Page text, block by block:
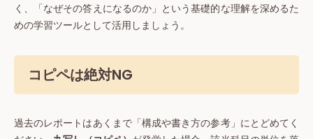
く、「なぜその答えになるのか」という基礎的な理解を深めるた
めの学習ツールとして活用しましょう。
コピペは絶対NG
過去のレポートはあくまで「構成や書き方の参考」にとどめてく